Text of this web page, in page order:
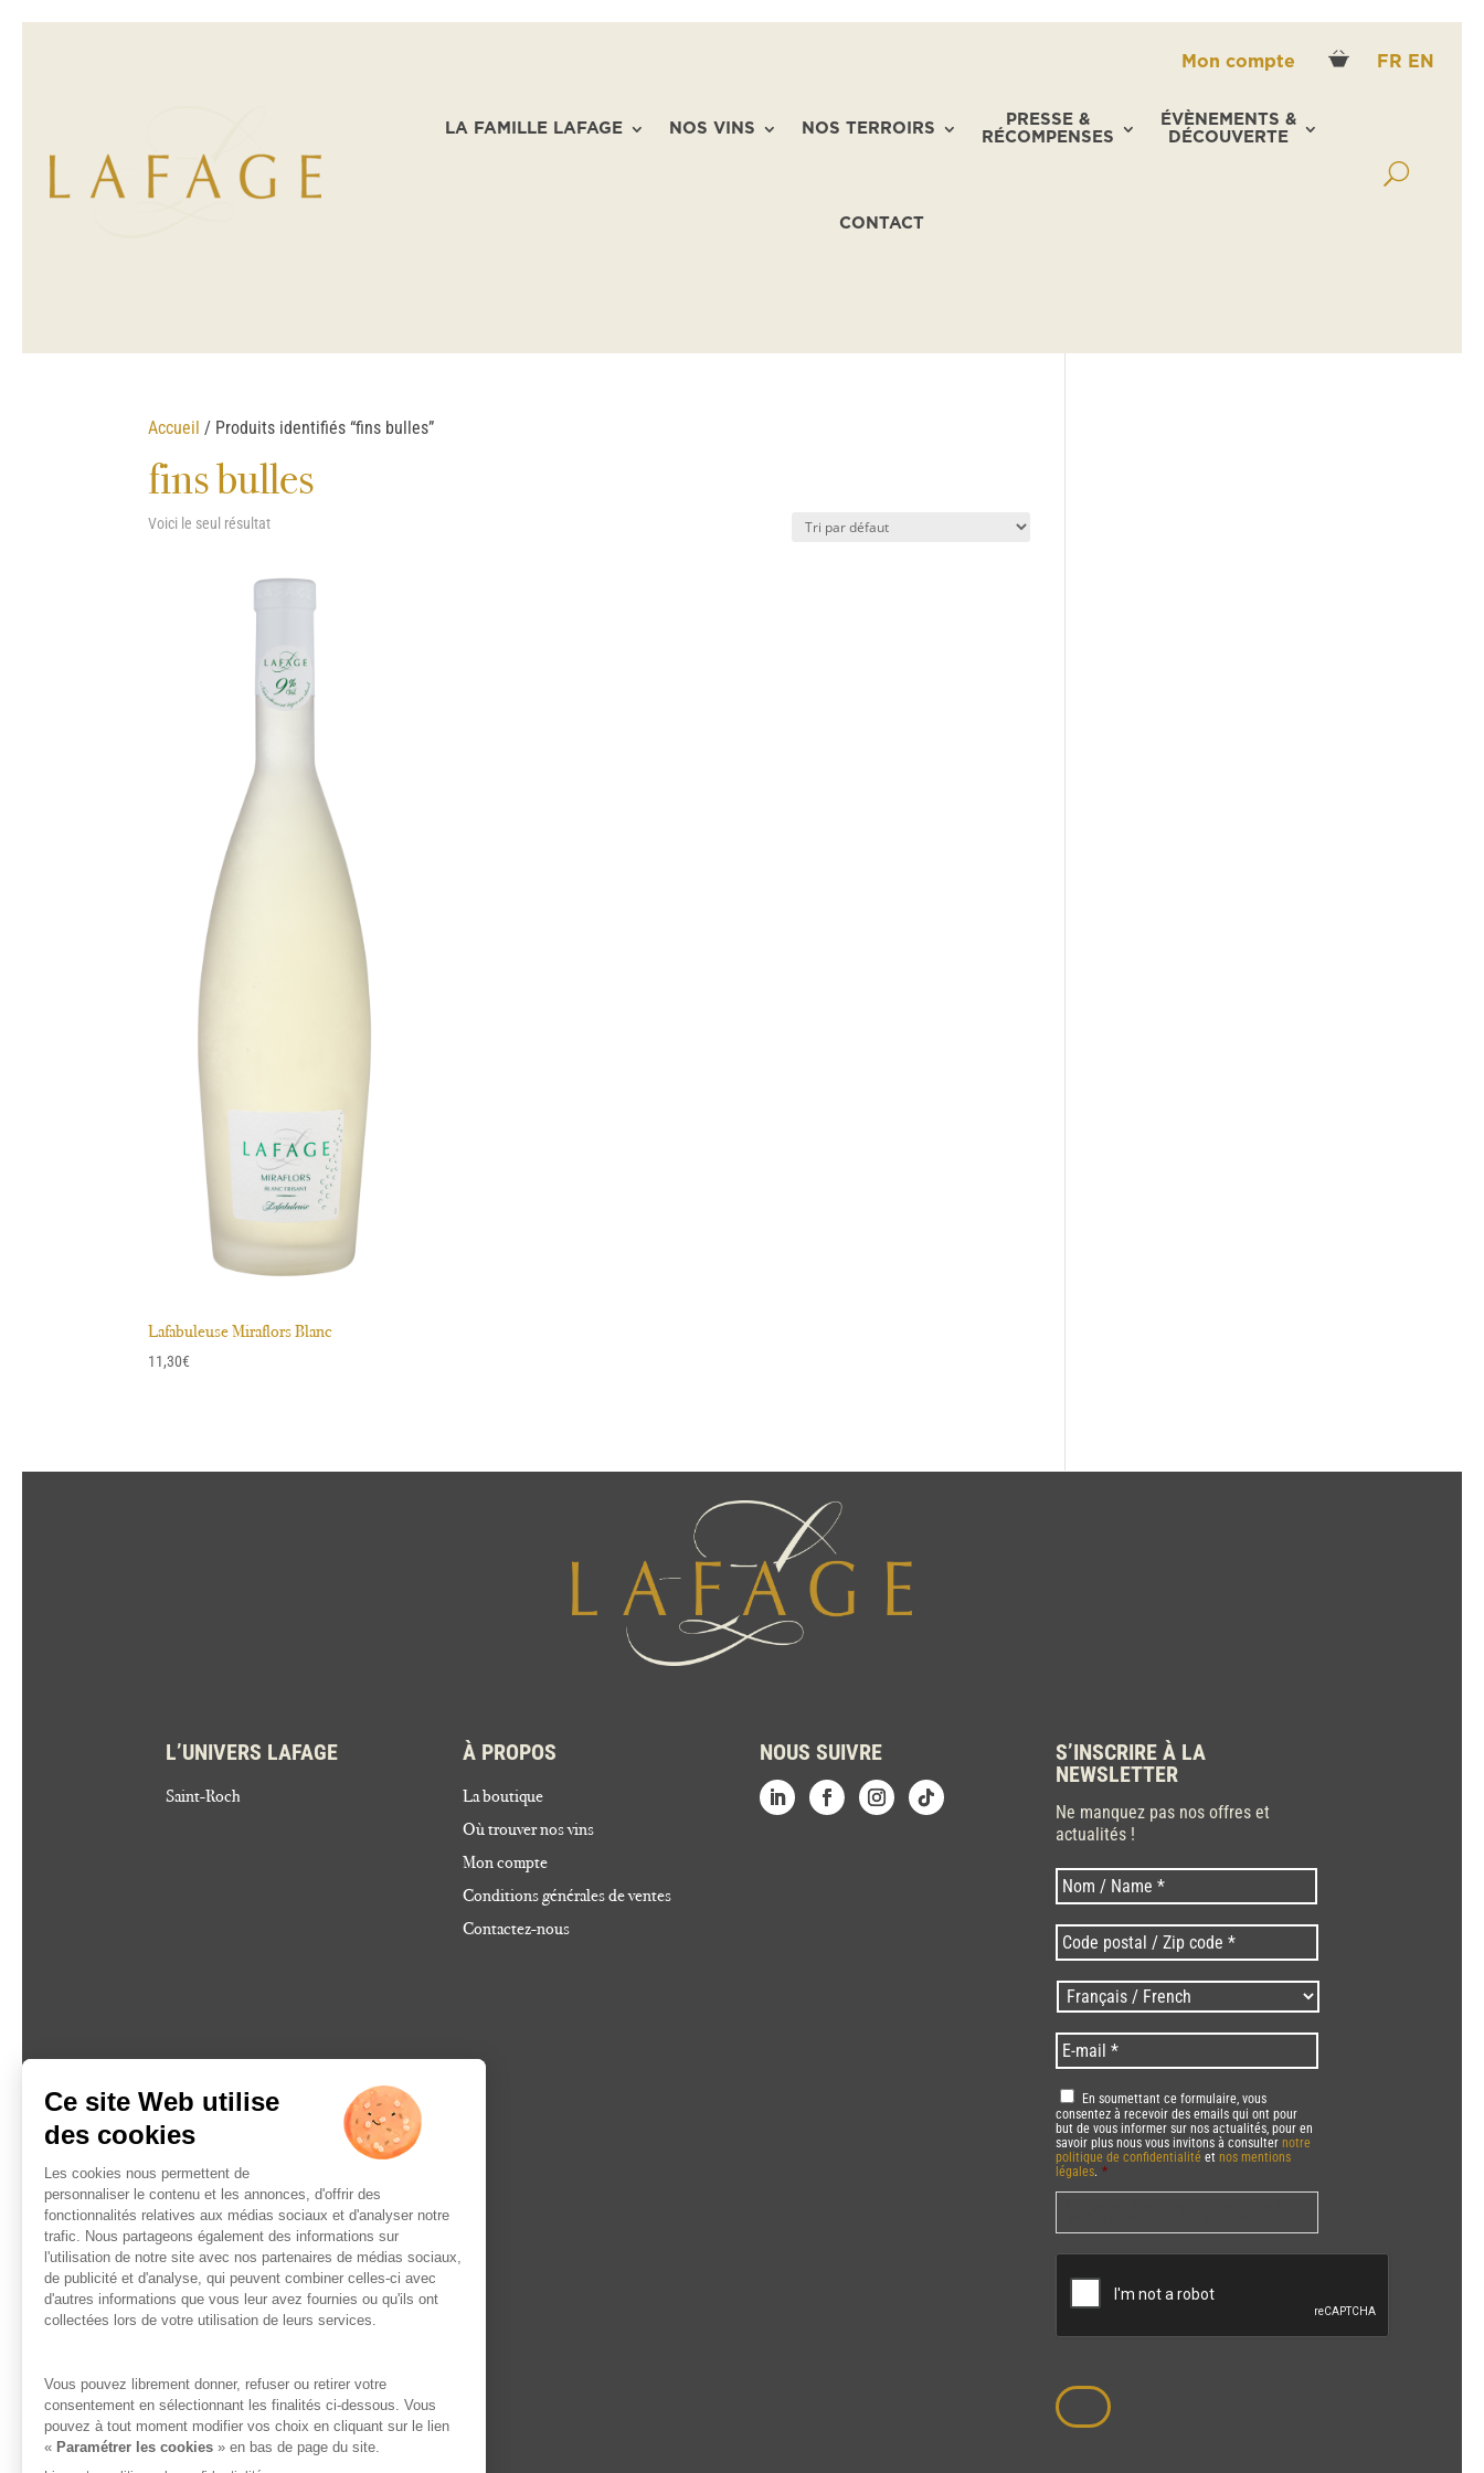
Mon compte FR EN
LA FAMILLE LAFAGE NOS VINS NOS TERROIRS
PRESSE &
RÉCOMPENSES
ÉVÈNEMENTS &
DÉCOUVERTE
CONTACT
Accueil / Produits identifiés “fins bulles”
fins bulles
Voici le seul résultat
Lafabuleuse Miraflors Blanc
11,30€
L’UNIVERS LAFAGE
Saint-Roch
À PROPOS
La boutique
Où trouver nos vins
Mon compte
Conditions générales de ventes
Contactez-nous
NOUS SUIVRE
S’INSCRIRE À LA
NEWSLETTER
Ne manquez pas nos offres et
actualités !
Nom * Nom
Code
postal
/
Zip
* *
Langues
/
Language *
E-
mail *
RGPD *
En soumettant ce formulaire, vous
consentez à recevoir des emails qui ont pour
but de vous informer sur nos actualités, pour en
savoir plus nous vous invitons à consulternotre
politique de confidentialité etnos mentions
légales. *